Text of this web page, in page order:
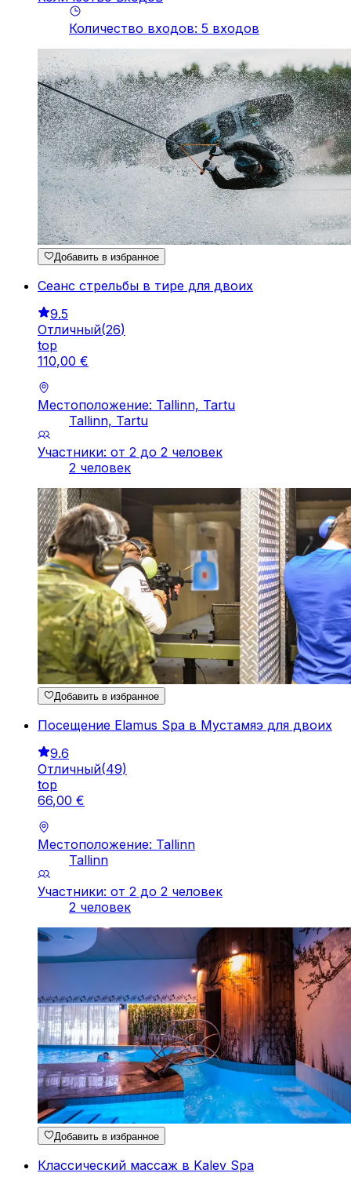
Количество входов: 5 входов
Добавить в избранное
Сеанс стрельбы в тире для двоих
9.5
Отличный(26)
top
110,00 €
Местоположение: Tallinn, Tartu
Tallinn, Tartu
Участники: от 2 до 2 человек
2 человек
Добавить в избранное
Посещение Elamus Spa в Мустамяэ для двоих
9.6
Отличный(49)
top
66,00 €
Местоположение: Tallinn
Tallinn
Участники: от 2 до 2 человек
2 человек
Добавить в избранное
Классический массаж в Kalev Spa